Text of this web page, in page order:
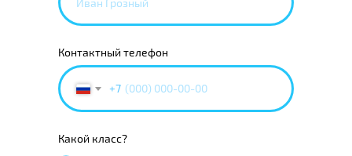
Контактный телефон
+7
Какой класс?